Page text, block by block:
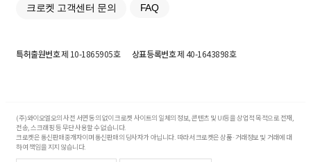
크로켓 고객센터 문의 FAQ
특허출원번호제 10-1865905호 상표등록번호제 40-1643898호
(주)와이오엘오의 사전 서면 동의 없이 크로켓 사이트의 일체의 정보, 콘텐츠 및 UI등을 상업적 목적으로 전재,
전송, 스크래핑 등 무단 사용할 수 없습니다.
크로켓은 통신판매중개자이며 통신판매의 당사자가 아닙니다. 따라서 크로켓은 상품·거래정보 및 거래에 대
하여 책임을 지지 않습니다.